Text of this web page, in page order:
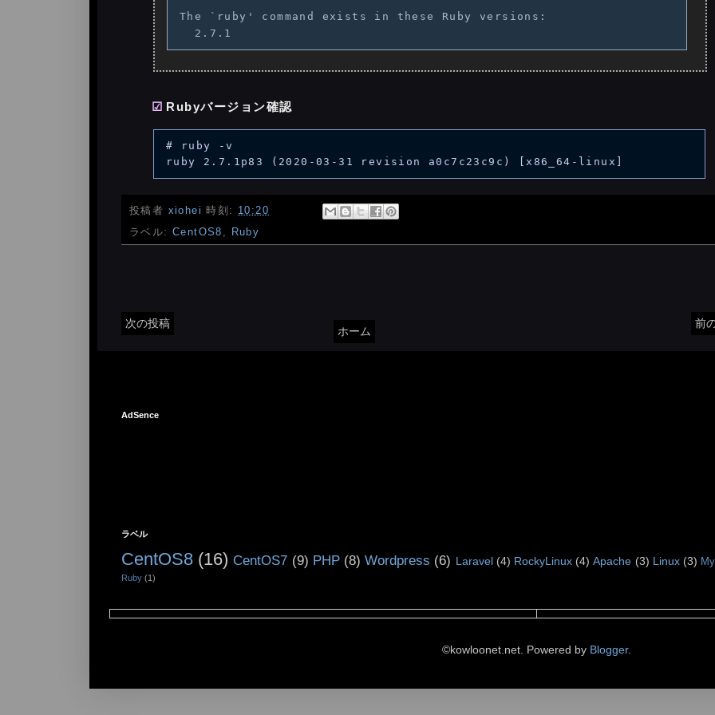
The `ruby' command exists in these Ruby versions:
Rubyバージョン確認
# ruby -v
投稿者 xiohei 時刻: 10:20
ラベル: CentOS8 , Ruby
次の投稿 前
ホーム
AdSence
ラベル
CentOS8 (16) CentOS7 (9) PHP (8) Wordpress (6) Laravel (4) RockyLinux (4) Apache (3) Linux (3)
Ruby (1)
©kowloonet.net. Powered by Blogger.